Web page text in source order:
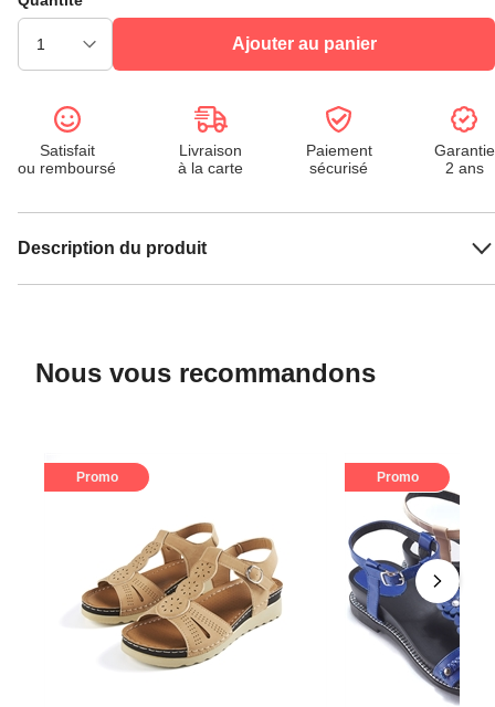
Ajouter au panier
Satisfait
ou remboursé
Livraison
à la carte
Paiement
sécurisé
Garantie
2 ans
Description du produit
Nous vous recommandons
Promo Promo